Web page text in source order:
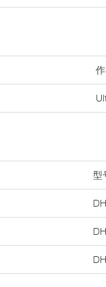
型